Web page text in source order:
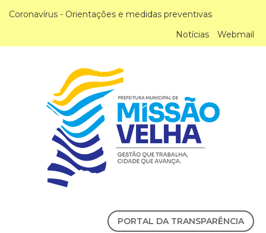
Coronavírus - Orientações e medidas preventivas
Notícias
Webmail
PORTAL DA TRANSPARÊNCIA